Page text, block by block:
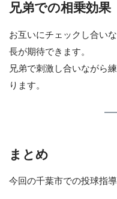
兄弟での相乗効果
お互いにチェックし合い
長が期待できます。
兄弟で刺激し合いながら
ります。
まとめ
今回の千葉市での投球指導